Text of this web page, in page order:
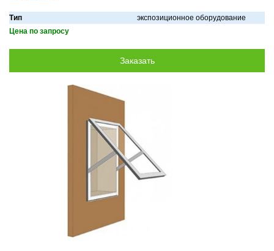
Тип
экспозиционное оборудование
Цена по запросу